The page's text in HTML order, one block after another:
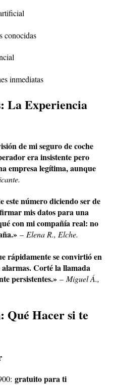
conocidas
inmediatas
La Experiencia
de mi seguro de coche
era insistente pero
empresa legítima, aunque
este número diciendo ser de
mis datos para una
con mi compañía real: no
– Elena R., Elche.
rápidamente se convirtió en
Corté la llamada
persistentes.» – Miguel Á.,
Qué Hacer si te
gratuito para ti